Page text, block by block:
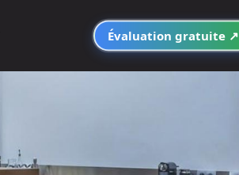
Évaluation gratuite ↗